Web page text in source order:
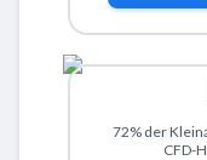
72% der
CFD-